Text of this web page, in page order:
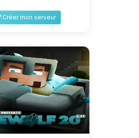
Créer mon serveur